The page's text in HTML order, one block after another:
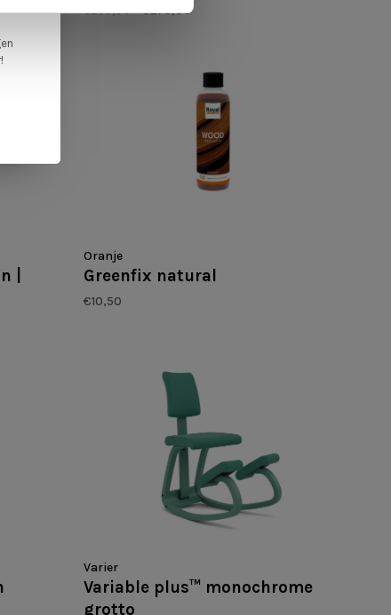
€299,00 €279,00
|
Oranje
Greenfix natural
€10,50
Varier
Variable plus™ monochrome
grotto